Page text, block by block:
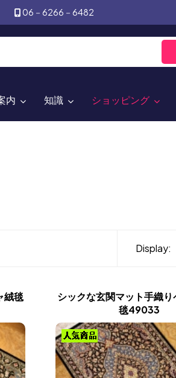
06－6266－6482
内 知識 ショッピング
Display:
絨毯
シックな玄関マット手織
毯49033